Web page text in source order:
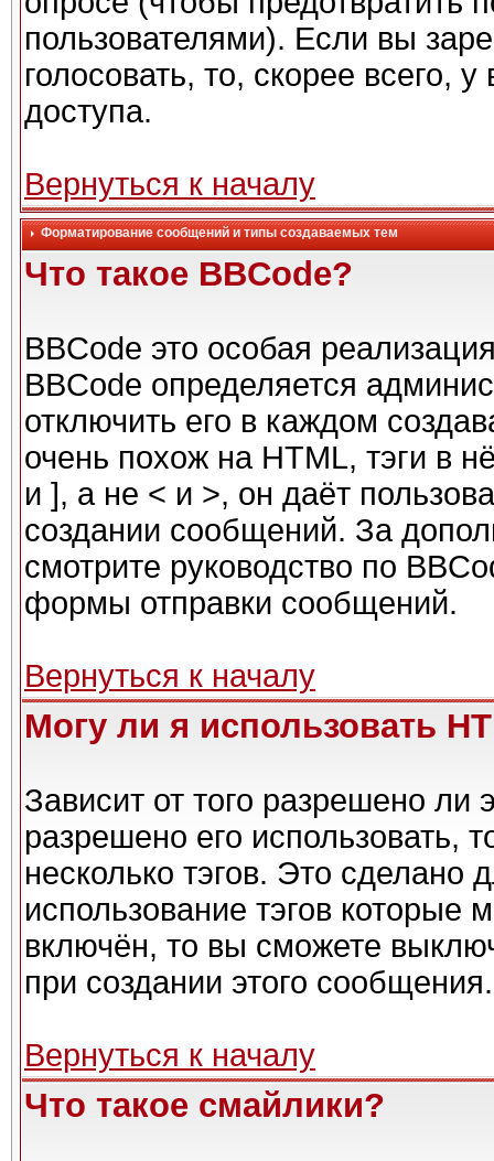
пользователями). Если вы
голосовать, то, скорее всего,
доступа.
Вернуться к началу
Форматирование сообщений и типы создаваемых тем
Что такое BBCode?
BBCode это особая
BBCode определяется
отключить его в каждом
очень похож на HTML, тэги в
и ], а не < и >, он даёт
создании сообщений. За
смотрите руководство по
формы отправки сообщений.
Вернуться к началу
Могу ли я использовать
Зависит от того разрешено ли
разрешено его использовать,
несколько тэгов. Это сделано
использование тэгов которые
включён, то вы сможете
при создании этого сообщения.
Вернуться к началу
Что такое смайлики?